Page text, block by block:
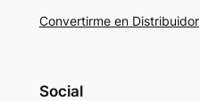
Convertirme en Distribuidor
Social